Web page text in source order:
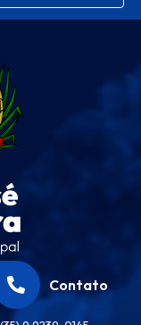
Contato